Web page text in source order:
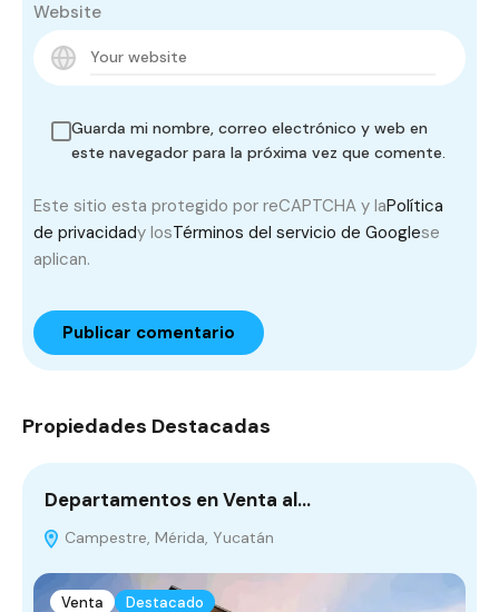
Website
Guarda mi nombre, correo electrónico y web en
este navegador para la próxima vez que comente.
Este sitio esta protegido por reCAPTCHA y laPolítica
de privacidady losTérminos del servicio de Googlese
aplican.
Propiedades Destacadas
Departamentos en Venta al…
Campestre, Mérida, Yucatán
Venta Destacado